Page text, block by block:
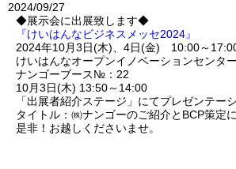
2024/09/27
◆展示会に出展致します◆
『けいはんなビジネスメッセ2024』
2024年10月3日(木)、4日(金) 10:00～
けいはんなオープンイノベーションセンター
ナンゴーブース№：22
10月3日(木) 13:50～14:00
「出展者紹介ステージ」にてプレゼンテー
タイトル：㈱ナンゴーのご紹介とBCP策定
是非！お越しくださいませ。